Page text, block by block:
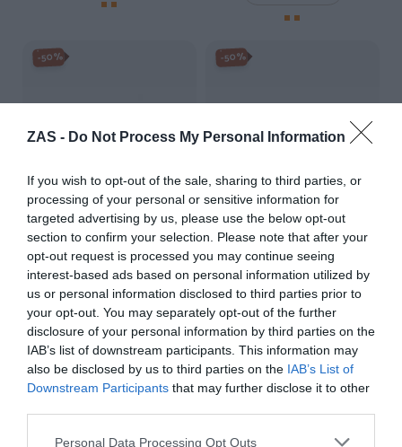
ZAS - Do Not Process My Personal Information
If you wish to opt-out of the sale, sharing to third parties, or
processing of your personal or sensitive information for
targeted advertising by us, please use the below opt-out
section to confirm your selection. Please note that after your
opt-out request is processed you may continue seeing
interest-based ads based on personal information utilized by
us or personal information disclosed to third parties prior to
your opt-out. You may separately opt-out of the further
disclosure of your personal information by third parties on the
IAB’s list of downstream participants. This information may
also be disclosed by us to third parties on the IAB’s List of
Downstream Participants that may further disclose it to other
Personal Data Processing Opt Outs
-50%
Plug túnel madera de teca
pequeño
★★★★★
★★★★★
3, 75 50
[PIPUM3A ]
Ver producto
-50%
Plug cuerno y hueso grabado
estrella
★★★★★
★★★★★
3, 50 € 7,00
[PIPU11A ]
Ver producto